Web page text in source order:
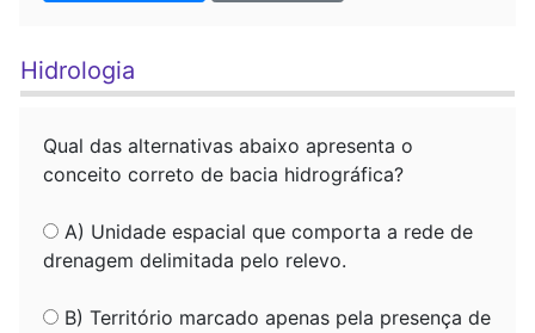
Hidrologia
Qual das alternativas abaixo apresenta o
conceito correto de bacia hidrográfica?
A) Unidade espacial que comporta a rede de
drenagem delimitada pelo relevo.
B) Território marcado apenas pela presença de